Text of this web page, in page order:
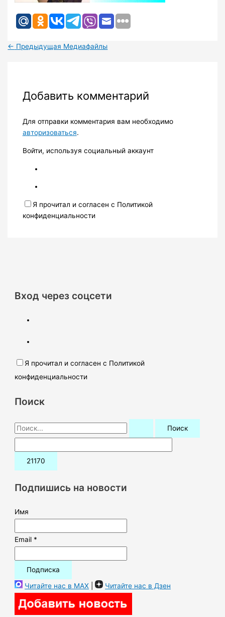
← Предыдущая Медиафайлы
Добавить комментарий
Для отправки комментария вам необходимо
авторизоваться.
Войти, используя социальный аккаунт
Я прочитал и согласен с Политикой
конфиденциальности
Вход через соцсети
Я прочитал и согласен с Политикой
конфиденциальности
Поиск
П
о
и
:Подпишись на новости
Имя
Email *
Читайте нас в MAX | Читайте нас в Дзен